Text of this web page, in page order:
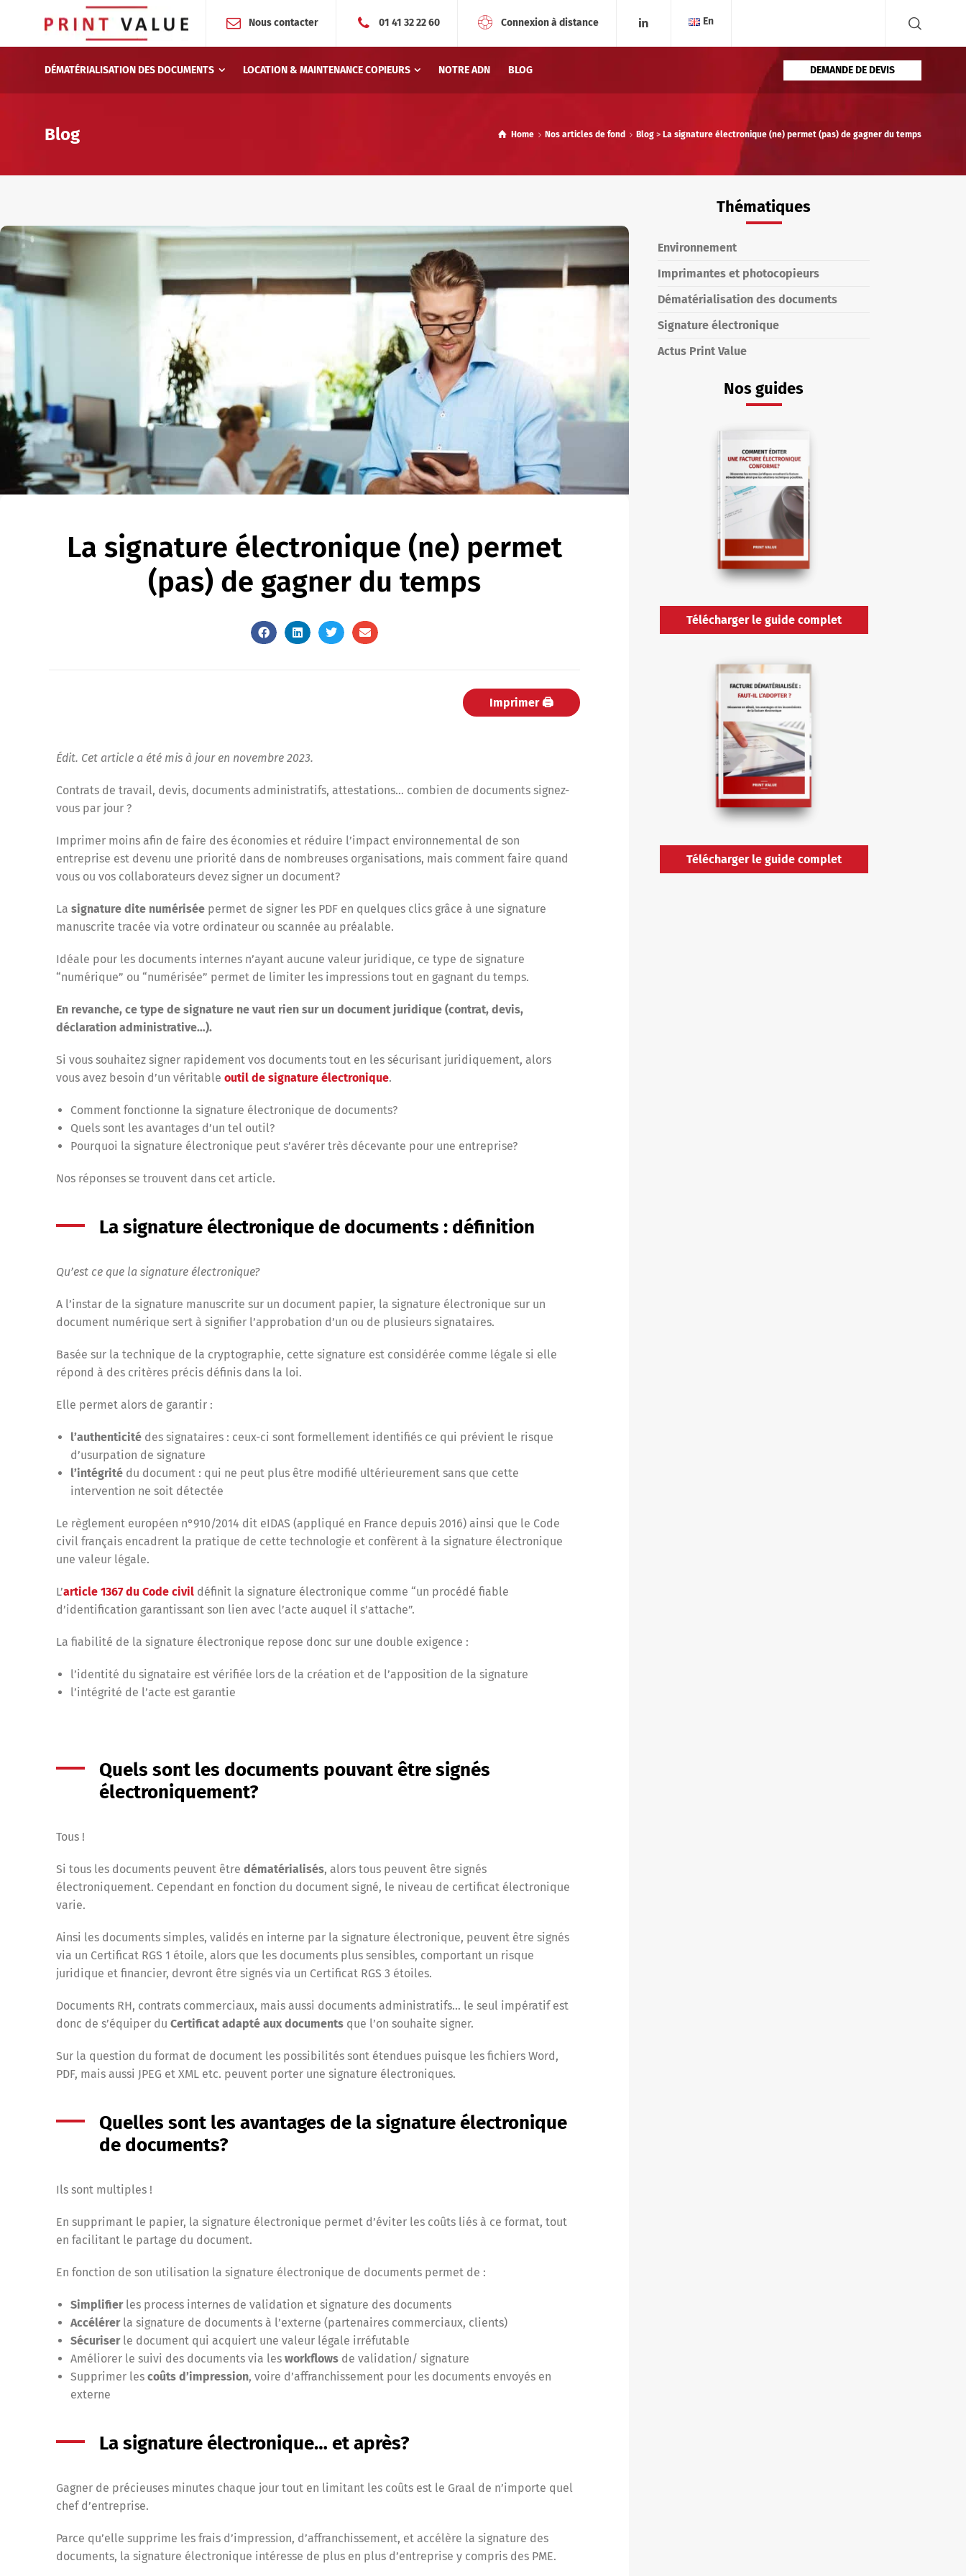
Nous contacter 01 41 32 22 60 Connexion à distance En
DÉMATÉRIALISATION DES DOCUMENTS LOCATION & MAINTENANCE COPIEURS NOTRE ADN BLOG DEMANDE DE DEVIS
Blog Home Nos articles de fond Blog > La signature électronique (ne) permet (pas) de gagner du temps
La signature électronique (ne) permet
(pas) de gagner du temps
Imprimer 🖨
Édit. Cet article a été mis à jour en novembre 2023.
Contrats de travail, devis, documents administratifs, attestations… combien de documents signez-
vous par jour ?
Imprimer moins afin de faire des économies et réduire l’impact environnemental de son
entreprise est devenu une priorité dans de nombreuses organisations, mais comment faire quand
vous ou vos collaborateurs devez signer un document?
La signature dite numérisée permet de signer les PDF en quelques clics grâce à une signature
manuscrite tracée via votre ordinateur ou scannée au préalable.
Idéale pour les documents internes n’ayant aucune valeur juridique, ce type de signature
“numérique” ou “numérisée” permet de limiter les impressions tout en gagnant du temps.
En revanche, ce type de signature ne vaut rien sur un document juridique (contrat, devis,
déclaration administrative…).
Si vous souhaitez signer rapidement vos documents tout en les sécurisant juridiquement, alors
vous avez besoin d’un véritable outil de signature électronique.
Comment fonctionne la signature électronique de documents?
Quels sont les avantages d’un tel outil?
Pourquoi la signature électronique peut s’avérer très décevante pour une entreprise?
Nos réponses se trouvent dans cet article.
La signature électronique de documents : définition
Qu’est ce que la signature électronique?
A l’instar de la signature manuscrite sur un document papier, la signature électronique sur un
document numérique sert à signifier l’approbation d’un ou de plusieurs signataires.
Basée sur la technique de la cryptographie, cette signature est considérée comme légale si elle
répond à des critères précis définis dans la loi.
Elle permet alors de garantir :
l’authenticité des signataires : ceux-ci sont formellement identifiés ce qui prévient le risque
d’usurpation de signature
l’intégrité du document : qui ne peut plus être modifié ultérieurement sans que cette
intervention ne soit détectée
Le règlement européen n°910/2014 dit eIDAS (appliqué en France depuis 2016) ainsi que le Code
civil français encadrent la pratique de cette technologie et confèrent à la signature électronique
une valeur légale.
L’article 1367 du Code civil définit la signature électronique comme “un procédé fiable
d’identification garantissant son lien avec l’acte auquel il s’attache”.
La fiabilité de la signature électronique repose donc sur une double exigence :
l’identité du signataire est vérifiée lors de la création et de l’apposition de la signature
l’intégrité de l’acte est garantie
Quels sont les documents pouvant être signés
électroniquement?
Tous !
Si tous les documents peuvent être dématérialisés, alors tous peuvent être signés
électroniquement. Cependant en fonction du document signé, le niveau de certificat électronique
varie.
Ainsi les documents simples, validés en interne par la signature électronique, peuvent être signés
via un Certificat RGS 1 étoile, alors que les documents plus sensibles, comportant un risque
juridique et financier, devront être signés via un Certificat RGS 3 étoiles.
Documents RH, contrats commerciaux, mais aussi documents administratifs… le seul impératif est
donc de s’équiper du Certificat adapté aux documents que l’on souhaite signer.
Sur la question du format de document les possibilités sont étendues puisque les fichiers Word,
PDF, mais aussi JPEG et XML etc. peuvent porter une signature électroniques.
Quelles sont les avantages de la signature électronique
de documents?
Ils sont multiples !
En supprimant le papier, la signature électronique permet d’éviter les coûts liés à ce format, tout
en facilitant le partage du document.
En fonction de son utilisation la signature électronique de documents permet de :
Simplifierles process internes de validation et signature des documents
Accélérerla signature de documents à l’externe (partenaires commerciaux, clients)
Sécuriserle document qui acquiert une valeur légale irréfutable
Améliorer le suivi des documents via les workflows de validation/ signature
Supprimer les coûts d’impression, voire d’affranchissement pour les documents envoyés en
externe
La signature électronique… et après?
Gagner de précieuses minutes chaque jour tout en limitant les coûts est le Graal de n’importe quel
chef d’entreprise.
Parce qu’elle supprime les frais d’impression, d’affranchissement, et accélère la signature des
documents, la signature électronique intéresse de plus en plus d’entreprise y compris des PME.
Thématiques
Environnement
Imprimantes et photocopieurs
Dématérialisation des documents
Signature électronique
Actus Print Value
Nos guides
Télécharger le guide complet
Télécharger le guide complet